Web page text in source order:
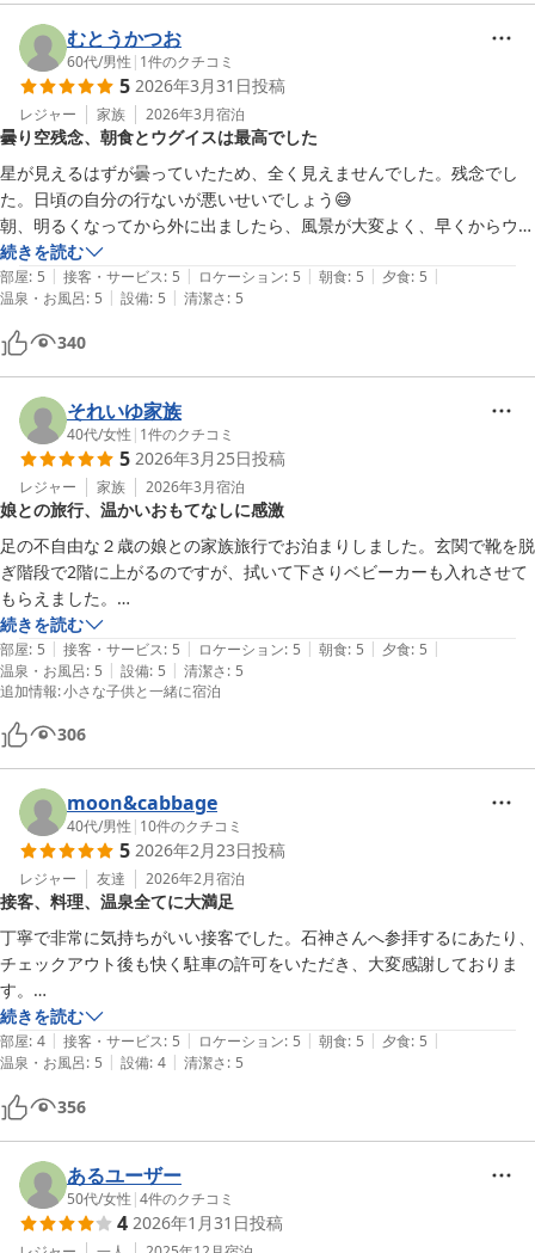
きるお宿さんです！
むとうかつお
60代/男性 | 1件のクチコミ
5 2026年3月31日投稿
レジャー 家族 2026年3月宿泊
曇り空残念、朝食とウグイスは最高でした
星が見えるはずが曇っていたため、全く見えませんでした。残念でし
た。日頃の自分の行ないが悪いせいでしょう😅
朝、明るくなってから外に出ましたら、風景が大変よく、早くからウグ
イスが良い声で鳴いていて清々しい気分になりました。その後に頂いた
朝食も最高でした。最高の一日のスタートとなりました。
続きを読む
部屋: 5 | 接客・サービス: 5 | ロケーション: 5 | 朝食: 5 | 夕食: 5 |
温泉・お風呂: 5 | 設備: 5 | 清潔さ: 5
340
それいゆ家族
40代/女性 | 1件のクチコミ
5 2026年3月25日投稿
レジャー 家族 2026年3月宿泊
娘との旅行、温かいおもてなしに感激
足の不自由な２歳の娘との家族旅行でお泊まりしました。玄関で靴を脱
ぎ階段で2階に上がるのですが、拭いて下さりベビーカーも入れさせて
もらえました。
とても親切にしていただきそのあたたかいホスピタリティに感謝してお
ります。誕生日だったのですが手作りのドリンクとメッセージをいただ
き感激しました。部屋の温泉も最高でお肌がつるつる、娘の手の湿疹も
良くなりました。
本当にありがとうございました。
また訪れたい素敵なお宿です。
続きを読む
部屋: 5 | 接客・サービス: 5 | ロケーション: 5 | 朝食: 5 | 夕食: 5 |
温泉・お風呂: 5 | 設備: 5 | 清潔さ: 5
追加情報:小さな子供と一緒に宿泊
306
moon&cabbage
40代/男性 | 10件のクチコミ
5 2026年2月23日投稿
レジャー 友達 2026年2月宿泊
接客、料理、温泉全てに大満足
丁寧で非常に気持ちがいい接客でした。石神さんへ参拝するにあたり、
チェックアウト後も快く駐車の許可をいただき、大変感謝しておりま
す。
料理は言うことなしです。どの料理も上品さが感じられ、且つ素材の良
さが際立っています。脂っこい品がなかったことも個人的には嬉しかっ
たです。
加えて温泉も癒されました。ここまでつるつるを感じられる泉質はなか
続きを読む
部屋: 4 | 接客・サービス: 5 | ロケーション: 5 | 朝食: 5 | 夕食: 5 |
温泉・お風呂: 5 | 設備: 4 | 清潔さ: 5
356
あるユーザー
50代/女性 |4件のクチコミ
4 2026年1月31日投稿